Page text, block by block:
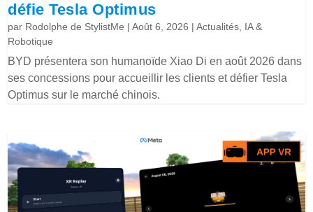
défie Tesla Optimus
par Rodolphe de StylistMe |Août 6, 2026 |Actualités, IA &
Robotique
BYD présentera son humanoïde Xiao Di en août 2026 dans
ses concessions pour accueillir les clients et défier Tesla
Optimus sur le marché chinois.